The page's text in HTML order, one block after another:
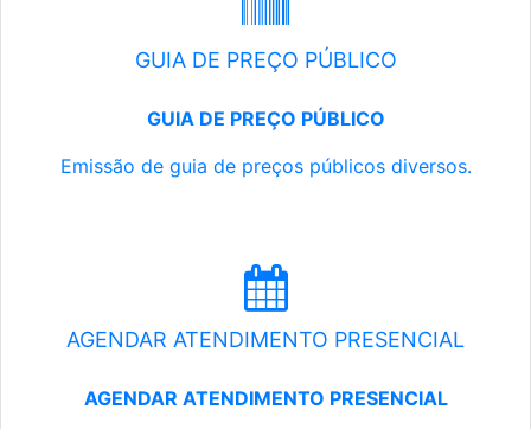
GUIA DE PREÇO PÚBLICO
GUIA DE PREÇO PÚBLICO
Emissão de guia de preços públicos diversos.
AGENDAR ATENDIMENTO PRESENCIAL
AGENDAR ATENDIMENTO PRESENCIAL